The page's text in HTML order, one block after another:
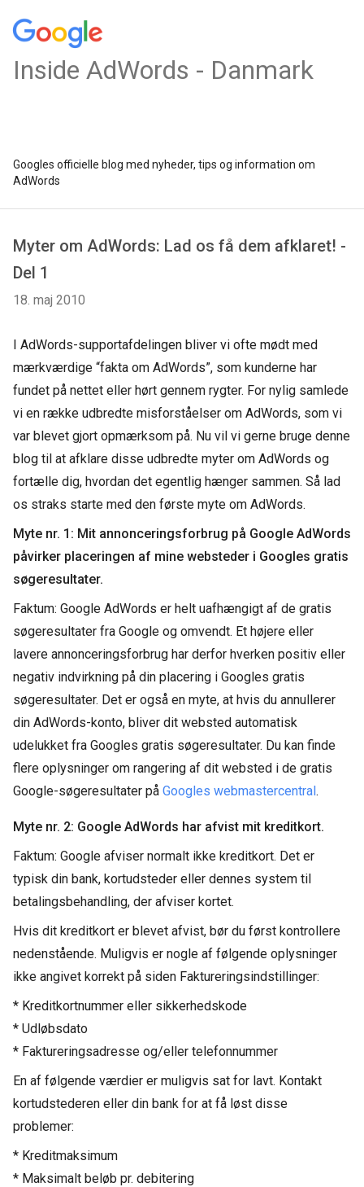
Inside AdWords - Danmark
Googles officielle blog med nyheder, tips og information om
AdWords
Myter om AdWords: Lad os få dem afklaret! -
Del 1
18. maj 2010
I AdWords-supportafdelingen bliver vi ofte mødt med
mærkværdige “fakta om AdWords”, som kunderne har
fundet på nettet eller hørt gennem rygter. For nylig samlede
vi en række udbredte misforståelser om AdWords, som vi
var blevet gjort opmærksom på. Nu vil vi gerne bruge denne
blog til at afklare disse udbredte myter om AdWords og
fortælle dig, hvordan det egentlig hænger sammen. Så lad
os straks starte med den første myte om AdWords.
Myte nr. 1: Mit annonceringsforbrug på Google AdWords
påvirker placeringen af mine websteder i Googles gratis
søgeresultater.
Faktum: Google AdWords er helt uafhængigt af de gratis
søgeresultater fra Google og omvendt. Et højere eller
lavere annonceringsforbrug har derfor hverken positiv eller
negativ indvirkning på din placering i Googles gratis
søgeresultater. Det er også en myte, at hvis du annullerer
din AdWords-konto, bliver dit websted automatisk
udelukket fra Googles gratis søgeresultater. Du kan finde
flere oplysninger om rangering af dit websted i de gratis
Google-søgeresultater på Googles webmastercentral.
Myte nr. 2: Google AdWords har afvist mit kreditkort.
Faktum: Google afviser normalt ikke kreditkort. Det er
typisk din bank, kortudsteder eller dennes system til
betalingsbehandling, der afviser kortet.
Hvis dit kreditkort er blevet afvist, bør du først kontrollere
nedenstående. Muligvis er nogle af følgende oplysninger
ikke angivet korrekt på siden Faktureringsindstillinger:
* Kreditkortnummer eller sikkerhedskode
* Udløbsdato
* Faktureringsadresse og/eller telefonnummer
En af følgende værdier er muligvis sat for lavt. Kontakt
kortudstederen eller din bank for at få løst disse
problemer:
* Kreditmaksimum
* Maksimalt beløb pr. debitering